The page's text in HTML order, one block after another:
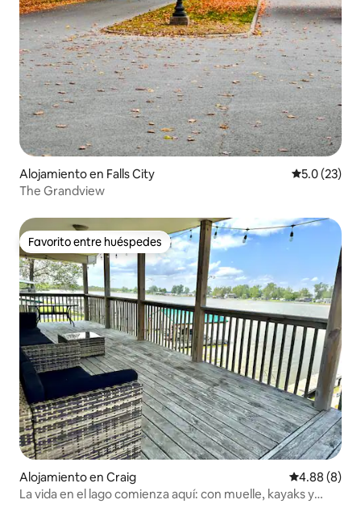
Alojamiento en Falls City Calificación
5.0 (23)
The Grandview
Favorito entre huéspedes
Favorito entre huéspedes
Alojamiento en Craig Calificación
4.88 (8)
La vida en el lago comienza aquí: con muelle, kayaks y